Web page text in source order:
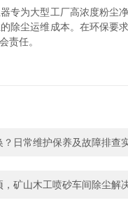
为大型工厂高浓度粉尘净
除尘运维成本。在环保要
责任。
？日常维护保养及故障排查
，矿山木工喷砂车间除尘解